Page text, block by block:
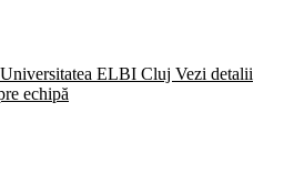
ELBI Cluj Vezi detalii
echipă